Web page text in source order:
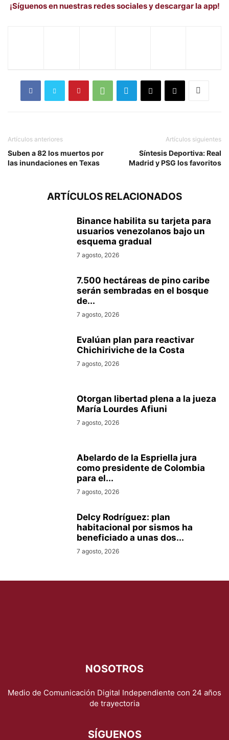
¡Síguenos en nuestras redes sociales y descargar la app!
Artículos anteriores
Suben a 82 los muertos por
las inundaciones en Texas
Artículos siguientes
Síntesis Deportiva: Real
Madrid y PSG los favoritos
ARTÍCULOS RELACIONADOS
Binance habilita su tarjeta para
usuarios venezolanos bajo un
esquema gradual
7 agosto, 2026
7.500 hectáreas de pino caribe
serán sembradas en el bosque
de...
7 agosto, 2026
Evalúan plan para reactivar
Chichiriviche de la Costa
7 agosto, 2026
Otorgan libertad plena a la jueza
María Lourdes Afiuni
7 agosto, 2026
Abelardo de la Espriella jura
como presidente de Colombia
para el...
7 agosto, 2026
Delcy Rodríguez: plan
habitacional por sismos ha
beneficiado a unas dos...
7 agosto, 2026
NOSOTROS
Medio de Comunicación Digital Independiente con 24 años
de trayectoria
SÍGUENOS